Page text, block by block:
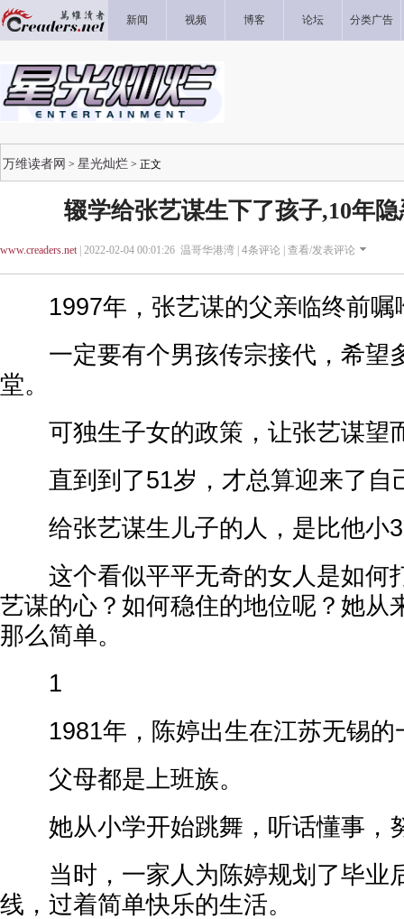
新闻 视频 博客 论坛 分类广告
万维读者网 > 星光灿烂 > 正文
辍学给张艺谋生下了孩子,10年
www.creaders.net| 2022-02-04 00:01:26 温哥华港湾 | 4条评论 | 查看/发表评论
1997年，张艺谋的父亲临终前嘱
一定要有个男孩传宗接代，希望
堂。
可独生子女的政策，让张艺谋望
直到到了51岁，才总算迎来了自
给张艺谋生儿子的人，是比他小
这个看似平平无奇的女人是如何
艺谋的心？如何稳住的地位呢？她从
那么简单。
1
1981年，陈婷出生在江苏无锡的
父母都是上班族。
她从小学开始跳舞，听话懂事，
当时，一家人为陈婷规划了毕业
线，过着简单快乐的生活。